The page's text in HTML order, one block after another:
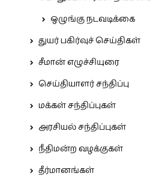
ஒழுங்கு நடவடிக்கை
துயர் பகிர்வுச் செய்திகள்
சீமான் எழுச்சியுரை
செய்தியாளர் சந்திப்பு
மக்கள் சந்திப்புகள்
அரசியல் சந்திப்புகள்
நீதிமன்ற வழக்குகள்
தீர்மானங்கள்